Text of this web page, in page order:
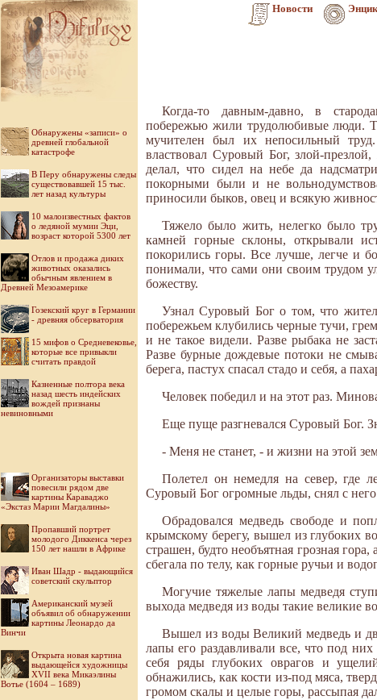
Новости
Обнаружены «записи» о
древней глобальной
катастрофе
В Перу обнаружены следы
существовавшей 15 тыс.
лет назад культуры
10 малоизвестных фактов
о ледяной мумии Эци,
возраст которой 5300 лет
Отлов и продажа диких
животных оказались
обычным явлением в
Древней Мезоамерике
Гозекский круг в Германии
- древняя обсерватория
15 мифов о Средневековье,
которые все привыкли
считать правдой
Казненные полтора века
назад шесть индейских
вождей признаны
невиновными
Организаторы выставки
повесили рядом две
картины Караваджо
«Экстаз Марии Магдалины»
Пропавший портрет
молодого Диккенса через
150 лет нашли в Африке
Иван Шадр - выдающийся
советский скульптор
Американский музей
объявил об обнаружении
картины Леонардо да
Винчи
Открыта новая картина
выдающейся художницы
XVII века Микаэлины
Вотье (1604 – 1689)
Когда-то давным-давно, в
побережью жили трудолюбивые люди.
мучителен был их непосильный
властвовал Суровый Бог, злой-
делал, что сидел на небе да
покорными были и не
приносили быков, овец и всякую
Тяжело было жить, нелегко было
камней горные склоны, открывали
покорились горы. Все лучше, легче и
понимали, что сами они своим трудом
божеству.
Узнал Суровый Бог о том, что
побережьем клубились черные тучи,
и не такое видели. Разве рыбака не
Разве бурные дождевые потоки не
берега, пастух спасал стадо и себя, а
Человек победил и на этот раз.
Еще пуще разгневался Суровый Бог.
- Меня не станет, - и жизни на этой
Полетел он немедля на север, где
Суровый Бог огромные льды, снял с
Обрадовался медведь свободе и
крымскому берегу, вышел из глубоких
страшен, будто необъятная грозная
сбегала по телу, как горные ручьи и
Могучие тяжелые лапы медведя
выхода медведя из воды такие великие
Вышел из воды Великий медведь и
лапы его раздавливали все, что под
себя ряды глубоких оврагов и
обнажились, как кости из-под мяса,
громом скалы и целые горы, рассыпая